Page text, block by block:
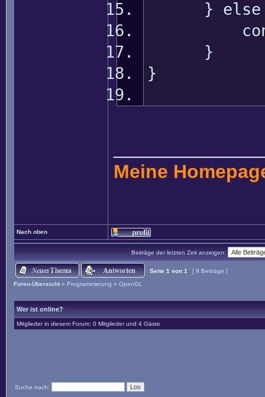
} else
}
}
Meine
Nach oben
Beiträge der letzten Zeit anzeigen:
Seite 1 von 1
[ 9 Beiträge ]
Foren-Übersicht » Programmierung » OpenGL
Wer ist online?
Mitglieder in diesem Forum: 0 Mitglieder und 4 Gäste
Suche nach: